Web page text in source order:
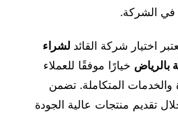
في الشركة.
اختيار شركة القائد لشراء
بالرياض خيارًا موفقًا للعملاء
والخدمات المتكاملة. تضمن
تقديم منتجات عالية الجودة